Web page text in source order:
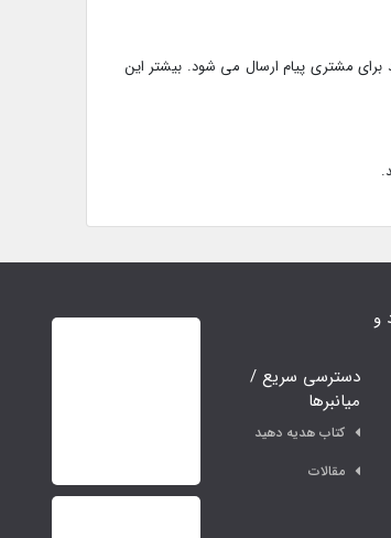
مشتری پیام ارسال می شود. بیشتر این
و
دسترسی سریع /
میانبرها
کتاب هدیه دهید
مقالات